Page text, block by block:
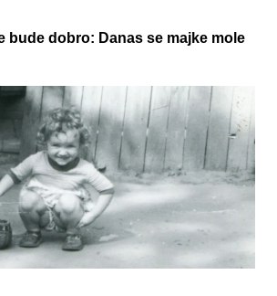
bude dobro: Danas se majke mole